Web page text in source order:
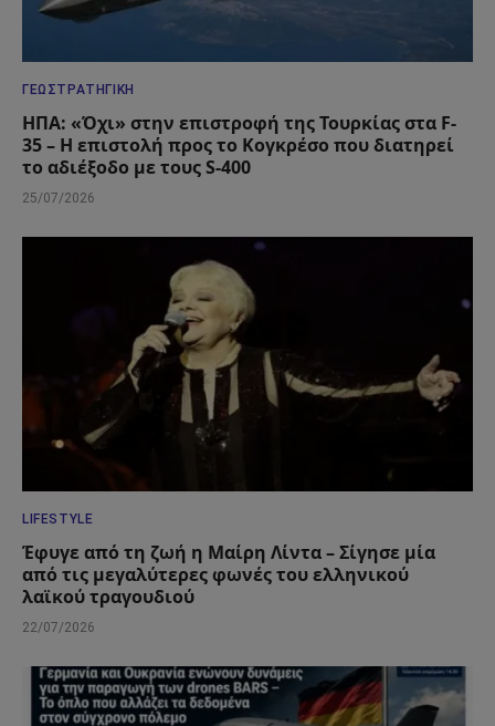
ΓΕΩΣΤΡΑΤΗΓΙΚΉ
ΗΠΑ: «Όχι» στην επιστροφή της Τουρκίας στα F-
35 – Η επιστολή προς το Κογκρέσο που διατηρεί
το αδιέξοδο με τους S-400
25/07/2026
LIFESTYLE
Έφυγε από τη ζωή η Μαίρη Λίντα – Σίγησε μία
από τις μεγαλύτερες φωνές του ελληνικού
λαϊκού τραγουδιού
22/07/2026